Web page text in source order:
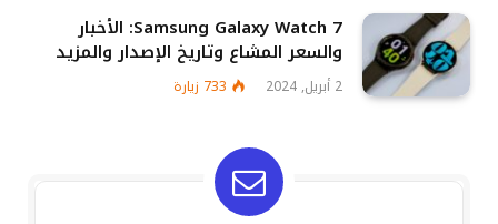
Samsung Galaxy Watch 7: الأخبار
والسعر المشاع وتاريخ الإصدار والمزيد
2 أبريل, 2024 733 زيارة